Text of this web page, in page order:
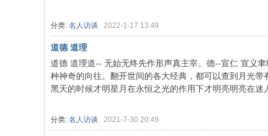
分类: 名人访谈 2022-1-17 13:49
道德 道理
道德 道理道-- 无始无终先作形声真主宰。德--宣仁 宣义
种神奇的向往。翻开世间的各大经典，都可以查到月光
黑天的时候才明星月在永恒之光的作用下才明亮明亮在迷
分类: 名人访谈 2021-7-30 20:49